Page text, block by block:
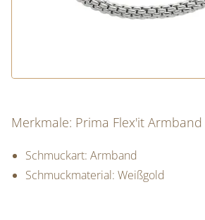
Merkmale: Prima Flex'it Armband
Schmuckart: Armband
Schmuckmaterial: Weißgold